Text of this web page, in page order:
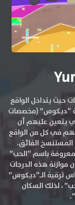
حيث يتداخل الواقع
“ديكوس” (مخصصات
يتعين عليهم أن
في كل من الواقع
المستنسخ الفائق.
باسم “الحب”
هذه الدرجات
ترقية الـ”ديكوس”
، لذلك السكان